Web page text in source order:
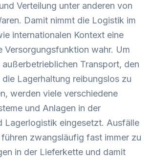
Verteilung unter anderen von
Damit nimmt die Logistik im
internationalen Kontext eine
Versorgungsfunktion wahr. Um
außerbetrieblichen Transport, den
Lagerhaltung reibungslos zu
werden viele verschiedene
und Anlagen in der
Lagerlogistik eingesetzt. Ausfälle
zwangsläufig fast immer zu
in der Lieferkette und damit